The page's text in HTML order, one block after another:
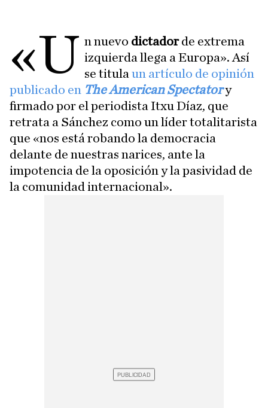
«U n nuevo dictadorde extrema
izquierda llega a Europa». Así
se titula un artículo de opinión
publicado en The American Spectatory
firmado por el periodista Itxu Díaz, que
retrata a Sánchez como un líder totalitarista
que «nos está robando la democracia
delante de nuestras narices, ante la
impotencia de la oposición y la pasividad de
la comunidad internacional».